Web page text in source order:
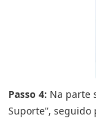
Passo 4: Na parte
Suporte”, seguido